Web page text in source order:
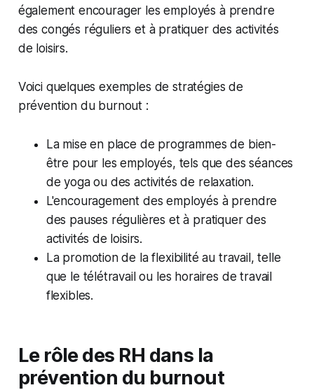
également encourager les employés à prendre
des congés réguliers et à pratiquer des activités
de loisirs.
Voici quelques exemples de stratégies de
prévention du burnout :
La mise en place de programmes de bien-
être pour les employés, tels que des séances
de yoga ou des activités de relaxation.
L'encouragement des employés à prendre
des pauses régulières et à pratiquer des
activités de loisirs.
La promotion de la flexibilité au travail, telle
que le télétravail ou les horaires de travail
flexibles.
Le rôle des RH dans la
prévention du burnout